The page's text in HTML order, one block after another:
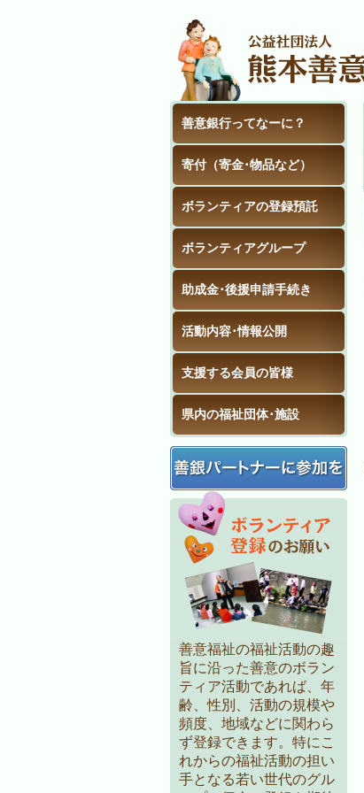
善意銀行ってなーに？
寄付（寄金･物品など）
ボランティアの登録預託
ボランティアグループ
助成金･後援申請手続き
活動内容･情報公開
支援する会員の皆様
県内の福祉団体･施設
善意福祉の福祉活動の趣
旨に沿った善意のボラン
ティア活動であれば、年
齢、性別、活動の規模や
頻度、地域などに関わら
ず登録できます。特にこ
れからの福祉活動の担い
手となる若い世代のグル